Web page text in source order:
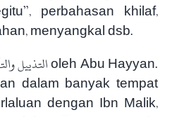
perbahasan khilaf,
menyangkal dsb.
dalam banyak tempat
dengan Ibn Malik,